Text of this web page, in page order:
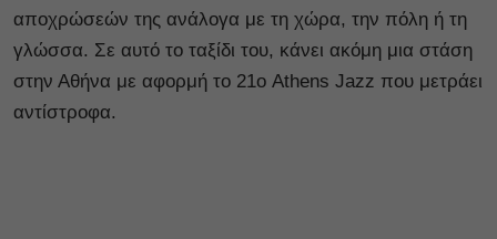
αποχρώσεών της ανάλογα με τη χώρα, την πόλη ή τη
γλώσσα. Σε αυτό το ταξίδι του, κάνει ακόμη μια στάση
στην Αθήνα με αφορμή το 21ο Athens Jazz που μετράει
αντίστροφα.